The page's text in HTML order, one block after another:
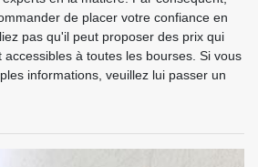
de placer votre confiance en
pas qu'il peut proposer des prix qui
à toutes les bourses. Si vous
informations, veuillez lui passer un